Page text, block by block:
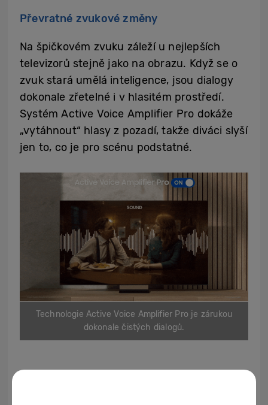
Převratné zvukové změny
Na špičkovém zvuku záleží u nejlepších
televizorů stejně jako na obrazu. Když se o
zvuk stará umělá inteligence, jsou dialogy
dokonale zřetelné i v hlasitém prostředí.
Systém Active Voice Amplifier Pro dokáže
„vytáhnout“ hlasy z pozadí, takže diváci slyší
jen to, co je pro scénu podstatné.
Technologie Active Voice Amplifier Pro je zárukou
dokonale čistých dialogů.